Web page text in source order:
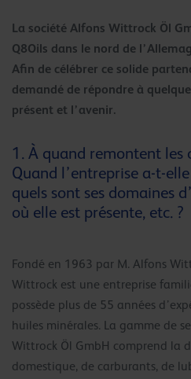
La société Alfons Wittrock Öl
Q8Oils dans le nord de
Afin de célébrer ce solide
demandé de répondre à
présent et l’avenir.
1. À quand remontent les
Quand l’entreprise a-t-
quels sont ses domaines
où elle est présente, etc. ?
Fondé en 1963 par M. Alfons
Wittrock est une entreprise
possède plus de 55 années
huiles minérales. La gamme de
Wittrock Öl GmbH comprend la
domestique, de carburants, de